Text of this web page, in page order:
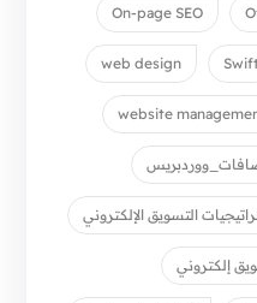
On-page SEO
web design
website
التسويق الإلكتروني
إلكتروني